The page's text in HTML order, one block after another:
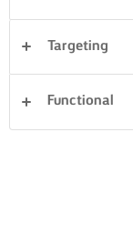
Targeting
Functional